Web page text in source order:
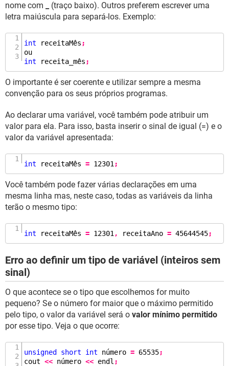
nome com
(traço baixo). Outros preferem escrever uma
letra maiúscula para separá-los. Exemplo:
int receitaMês ;
int receita_mês ;
O importante é ser coerente e utilizar sempre a mesma
convenção para os seus próprios programas.
Ao declarar uma variável, você também pode atribuir um
valor para ela. Para isso, basta inserir o sinal de igual (=) e o
valor da variável apresentada:
int receitaMês = 12301 ;
Você também pode fazer várias declarações em uma
mesma linha mas, neste caso, todas as variáveis da linha
terão o mesmo tipo:
int receitaMês = 12301 , receitaAno = 45644545;
Erro ao definir um tipo de variável (inteiros sem
sinal)
O que acontece se o tipo que escolhemos for muito
pequeno? Se o número for maior que o máximo permitido
pelo tipo, o valor da variável será o valor mínimo permitido
por esse tipo. Veja o que ocorre:
unsigned short int número = 65535;
cout << número << endl ;